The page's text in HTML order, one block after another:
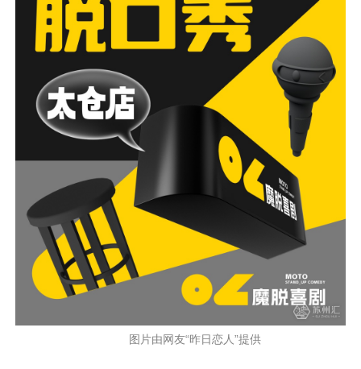
图片由网友“昨日恋人”提供